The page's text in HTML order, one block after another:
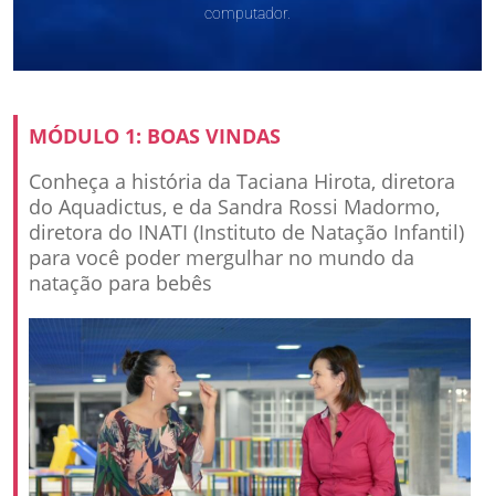
computador.
MÓDULO 1: BOAS VINDAS
Conheça a história da Taciana Hirota, diretora
do Aquadictus, e da Sandra Rossi Madormo,
diretora do INATI (Instituto de Natação Infantil)
para você poder mergulhar no mundo da
natação para bebês